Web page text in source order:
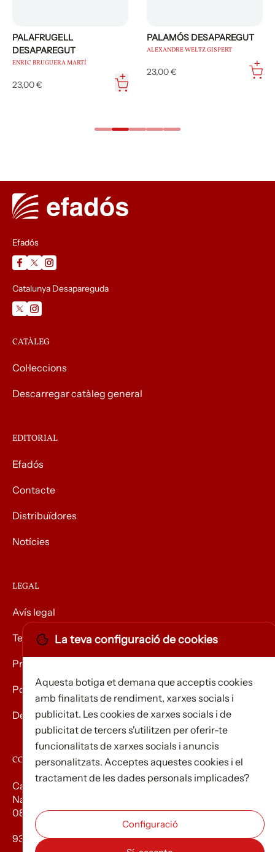
PALAFRUGELL
DESAPAREGUT
ENRIC BRUGUERA MARTÍ
23,00 €
PALAMÓS DESAPAREGUT
ALEXANDRE WELTZ GISPERT
23,00 €
Efadós
Catalunya Desapareguda
CATÀLEG
Col·leccions
Descarregar catàleg general
EDITORIAL
Efadós
Contacte
Distribuïdores
Notícies
LEGAL
Avís legal
Termes i condicions
Privacitat
Política de Cookies
Devolució de mercaderies
CONTACTE
Carrer d’Edison, 3
Nau A. Polígon industrial Les Torrenteres
08754 El Papiol
93 673 12 12
La teva configuració de cookies
Aquesta botiga et demana que acceptis cookies
amb finalitats de rendiment, xarxes socials i
publicitat. Les cookies de xarxes socials i de
publicitat de tercers s'utilitzen per oferir-te
funcionalitats de xarxes socials i anuncis
personalitzats. Acceptes aquestes cookies i el
tractament de les dades personals implicades?